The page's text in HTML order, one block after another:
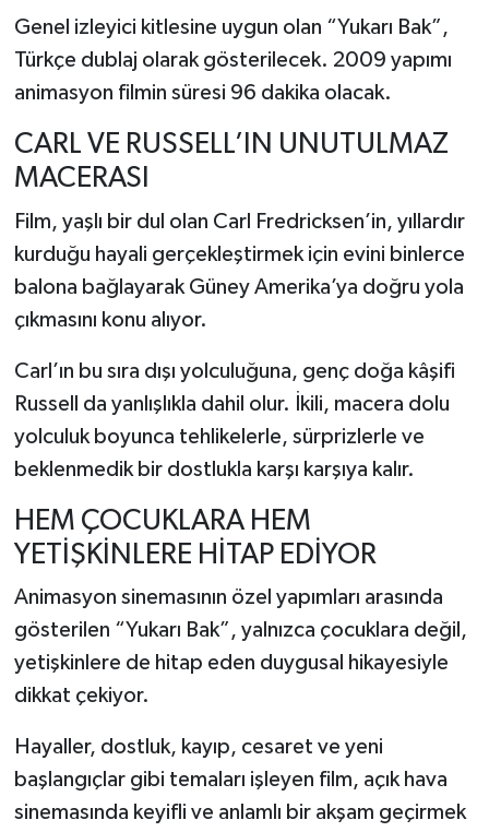
Genel izleyici kitlesine uygun olan “Yukarı Bak”,
Türkçe dublaj olarak gösterilecek. 2009 yapımı
animasyon filmin süresi 96 dakika olacak.
CARL VE RUSSELL’IN UNUTULMAZ
MACERASI
Film, yaşlı bir dul olan Carl Fredricksen’in, yıllardır
kurduğu hayali gerçekleştirmek için evini binlerce
balona bağlayarak Güney Amerika’ya doğru yola
çıkmasını konu alıyor.
Carl’ın bu sıra dışı yolculuğuna, genç doğa kâşifi
Russell da yanlışlıkla dahil olur. İkili, macera dolu
yolculuk boyunca tehlikelerle, sürprizlerle ve
beklenmedik bir dostlukla karşı karşıya kalır.
HEM ÇOCUKLARA HEM
YETİŞKİNLERE HİTAP EDİYOR
Animasyon sinemasının özel yapımları arasında
gösterilen “Yukarı Bak”, yalnızca çocuklara değil,
yetişkinlere de hitap eden duygusal hikayesiyle
dikkat çekiyor.
Hayaller, dostluk, kayıp, cesaret ve yeni
başlangıçlar gibi temaları işleyen film, açık hava
sinemasında keyifli ve anlamlı bir akşam geçirmek